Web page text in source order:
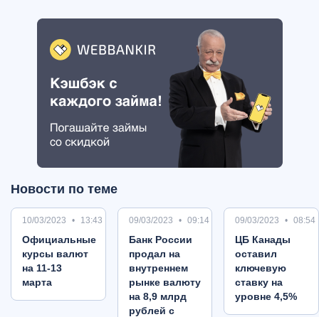
Новости по теме
10/03/2023 13:43
Oфициальные
курсы валют
на 11-13
марта
09/03/2023 09:14
Банк России
продал на
внутреннем
рынке валюту
на 8,9 млрд
рублей с
09/03/2023 08:54
ЦБ Канады
оставил
ключевую
ставку на
уровне 4,5%